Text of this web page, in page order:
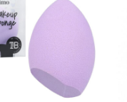
LAOST OTSAS